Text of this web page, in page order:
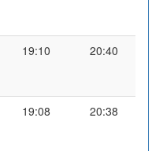
19:10 20:40
19:08 20:38